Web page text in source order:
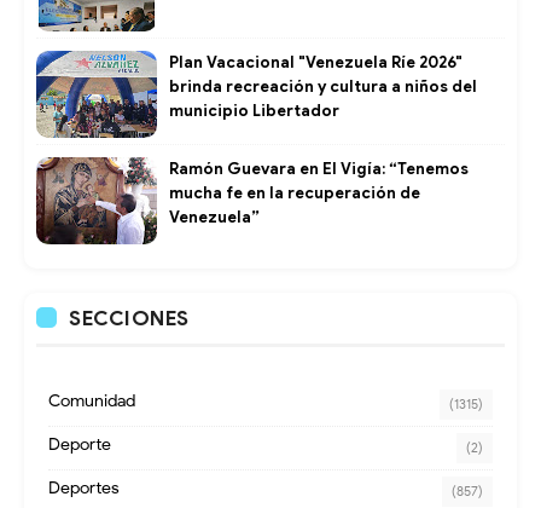
Plan Vacacional "Venezuela Ríe 2026"
brinda recreación y cultura a niños del
municipio Libertador
Ramón Guevara en El Vigía: “Tenemos
mucha fe en la recuperación de
Venezuela”
SECCIONES
Comunidad (1315)
Deporte (2)
Deportes (857)